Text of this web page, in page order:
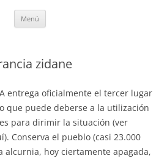
Menú
zidane
entrega oficialmente el tercer lugar
que puede deberse a la utilización
para dirimir la situación (ver
Conserva el pueblo (casi 23.000
alcurnia, hoy ciertamente apagada,